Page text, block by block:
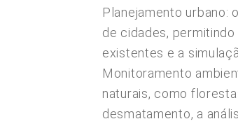
Planejamento urbano:
de cidades,
existentes e a
Monitoramento
naturais, como
desmatamento, a